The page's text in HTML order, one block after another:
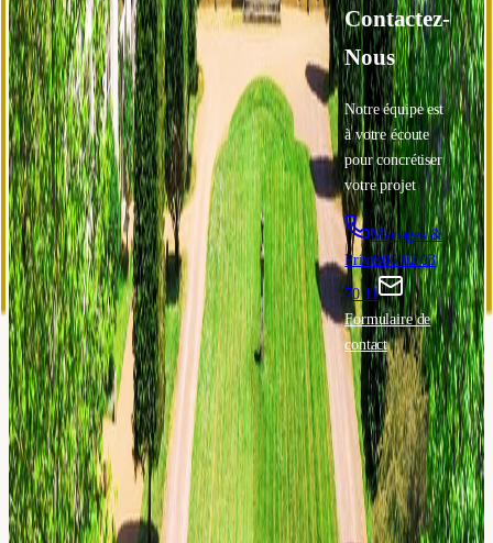
AccueilMariagesGalerieHistoire
Événements
professionnels
Contact
🇫🇷fr
Contactez-
Nous
Notre équipe est
à votre écoute
pour concrétiser
votre projet
Mariages &
Privés06 02 03
70 11
Formulaire de
contact